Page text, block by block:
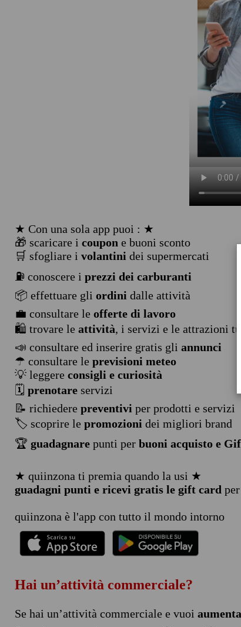
★ Con una sola app puoi : ★
🎁 scaricare i coupon e buoni sconto
🛒 sfogliare i volantini dei supermercati
⛽ conoscere i prezzi dei carburanti
📦 effettuare gli ordini dalle attività
💼 consultare le offerte di lavoro
🛍️ trovare le attività, i servizi e le attrazioni
📣 consultare ed inserire gratis gli annunci
☂ consultare le previsioni meteo
💡 leggere consigli e curiosità
🗓️ prenotareservizi
📝 richiedere preventivi per prodotti e servizi
🏷️ scoprire le promozioni dei migliori brand
🏆 guadagnarepunti per buoni acquisto e
★ quiinzona ti premia quando la usi ★
guadagni punti e ricevi gratis le gift card
quiinzona è l'app con tutto il mondo intorno
Hai un’attività commerciale?
Se hai un’attività commerciale e vuoi